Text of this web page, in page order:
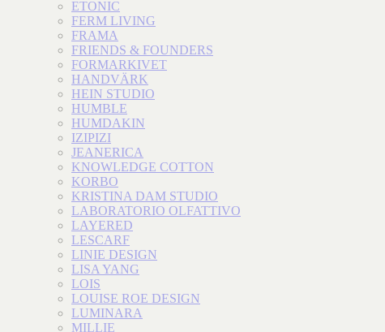
ETONIC
FERM LIVING
FRAMA
FRIENDS & FOUNDERS
FORMARKIVET
HANDVÄRK
HEIN STUDIO
HUMBLE
HUMDAKIN
IZIPIZI
JEANERICA
KNOWLEDGE COTTON
KORBO
KRISTINA DAM STUDIO
LABORATORIO OLFATTIVO
LAYERED
LESCARF
LINIE DESIGN
LISA YANG
LOIS
LOUISE ROE DESIGN
LUMINARA
MILLIE